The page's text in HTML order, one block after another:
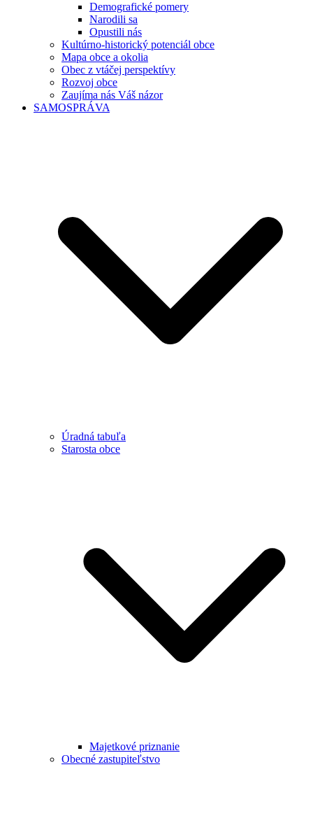
Demografické pomery
Narodili sa
Opustili nás
Kultúrno-historický potenciál obce
Mapa obce a okolia
Obec z vtáčej perspektívy
Rozvoj obce
Zaujíma nás Váš názor
SAMOSPRÁVA
Úradná tabuľa
Starosta obce
Majetkové priznanie
Obecné zastupiteľstvo